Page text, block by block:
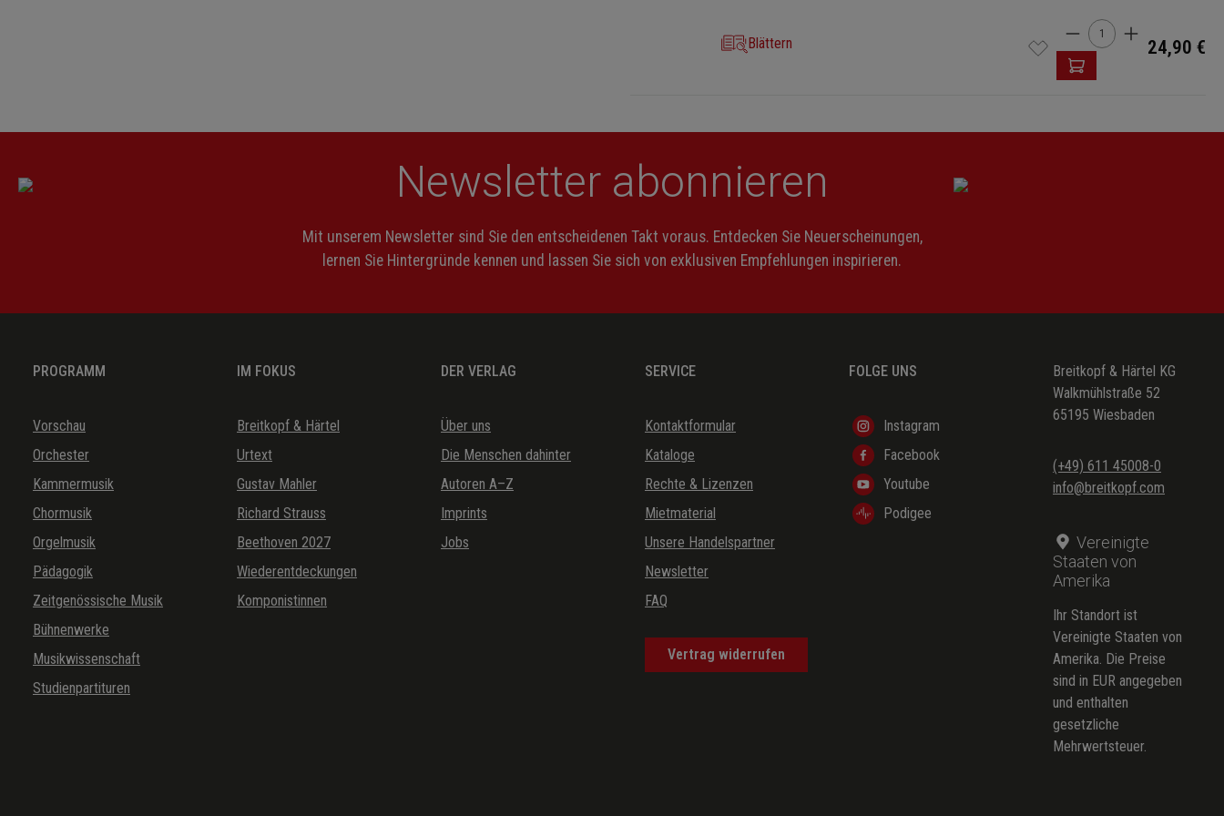
Blättern Produkt Anzahl:
24,90 €
Newsletter abonnieren
Mit unserem Newsletter sind Sie den entscheidenen Takt voraus. Entdecken Sie Neuerscheinungen,
lernen Sie Hintergründe kennen und lassen Sie sich von exklusiven Empfehlungen inspirieren.
PROGRAMM
Vorschau
Orchester
Kammermusik
Chormusik
Orgelmusik
Pädagogik
Zeitgenössische Musik
Bühnenwerke
Musikwissenschaft
Studienpartituren
IM FOKUS
Breitkopf & Härtel
Urtext
Gustav Mahler
Richard Strauss
Beethoven 2027
Wiederentdeckungen
Komponistinnen
DER VERLAG
Über uns
Die Menschen dahinter
Autoren A–Z
Imprints
Jobs
SERVICE
Kontaktformular
Kataloge
Rechte & Lizenzen
Mietmaterial
Unsere Handelspartner
Newsletter
FAQ
Vertrag widerrufen
FOLGE UNS
Instagram
Facebook
Youtube
Podigee
Breitkopf & Härtel KG
Walkmühlstraße 52
65195 Wiesbaden
(+49) 611 45008-0
info@breitkopf.com
Vereinigte
Staaten von
Amerika
Ihr Standort ist
Vereinigte Staaten von
Amerika. Die Preise
sind in EUR angegeben
und enthalten
gesetzliche
Mehrwertsteuer.